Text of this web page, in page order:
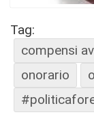
Tag:
compensi
onorario